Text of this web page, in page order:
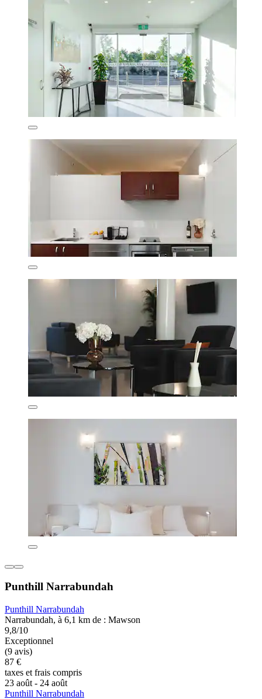
Punthill Narrabundah
Punthill Narrabundah
Narrabundah, à 6,1 km de : Mawson
9,8/10
Exceptionnel
(9 avis)
87 €
taxes et frais compris
23 août - 24 août
Punthill Narrabundah